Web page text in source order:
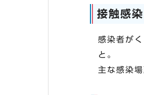
接触感染
感染者が
と。
主な感染